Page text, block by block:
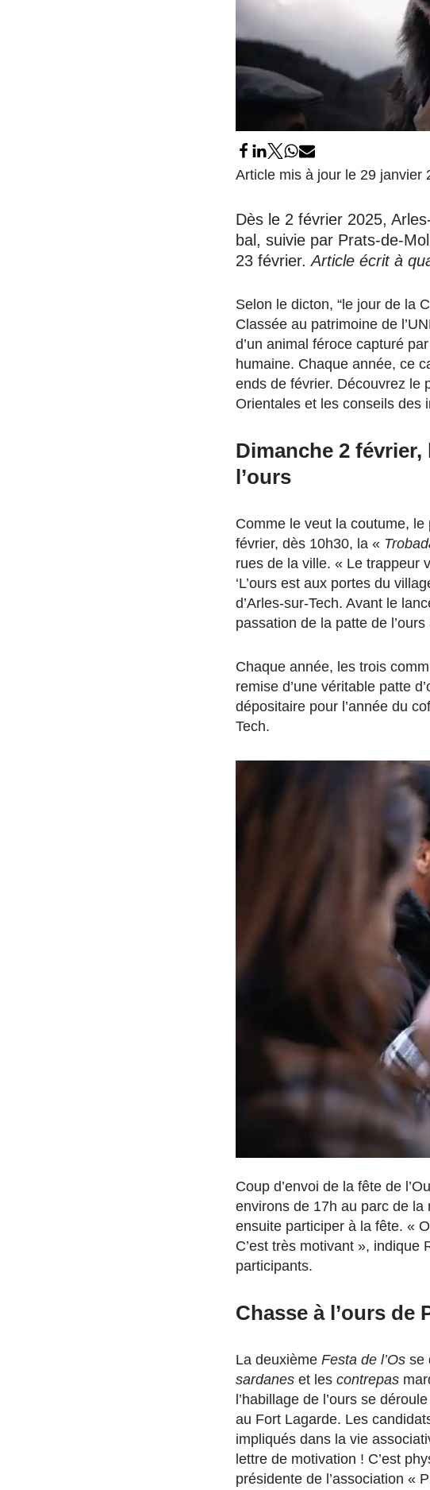
Article mis à jour le 29 janvier
Dès le 2 février 2025,
bal, suivie par Prats-de-
23 février.Article écrit à
Selon le dicton, “le jour de la
Classée au patrimoine de
d’un animal féroce capturé
humaine. Chaque année, ce
ends de février. Découvrez le
Orientales et les conseils des
Dimanche 2
l’ours
Comme le veut la coutume,
février, dès 10h30, la «
rues de la ville. « Le trappeur
‘L’ours est aux portes du
d’Arles-sur-Tech. Avant le
passation de la patte de
Chaque année, les trois
remise d’une véritable patte
dépositaire pour l’année du
Tech.
Coup d’envoi de la fête de
environs de 17h au parc de la
ensuite participer à la fête. «
C’est très motivant »,
participants.
Chasse à l’ours de
La deuxième Festa de l’Os se
sardanes et les contrepas
l’habillage de l’ours se
au Fort Lagarde. Les
impliqués dans la vie
lettre de motivation ! C’est
présidente de l’association «